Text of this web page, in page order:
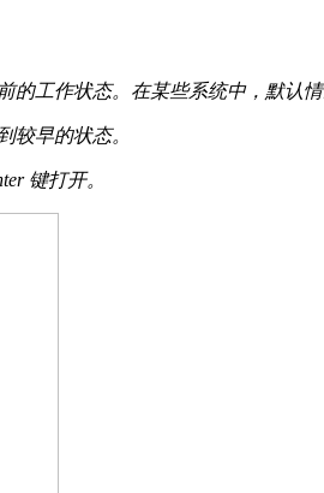
的工作状态。在某些系统中，默认
较早的状态。
键打开。